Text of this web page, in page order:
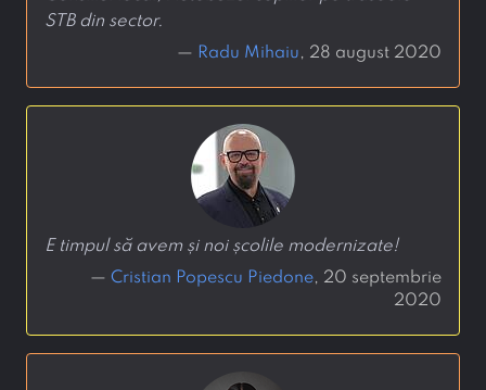
STB din sector.
— Radu Mihaiu, 28 august 2020
E timpul să avem și noi școlile modernizate!
— Cristian Popescu Piedone, 20 septembrie
2020